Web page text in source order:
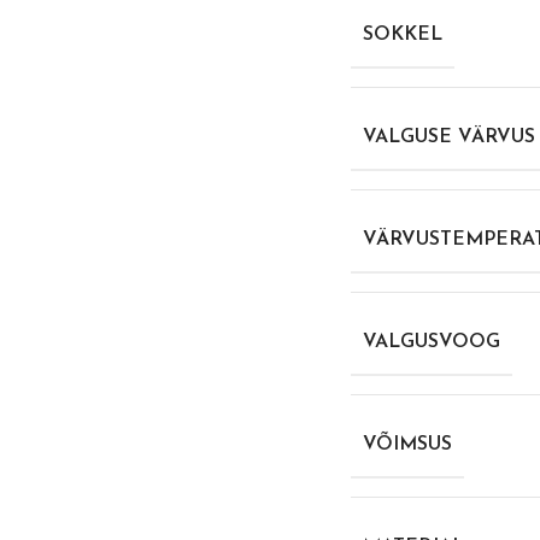
SOKKEL
VALGUSE VÄRVUS
VALGUSVOOG
VÕIMSUS